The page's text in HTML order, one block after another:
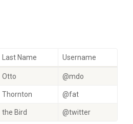
Last Name Username
Otto @mdo
Thornton @fat
the Bird @twitter